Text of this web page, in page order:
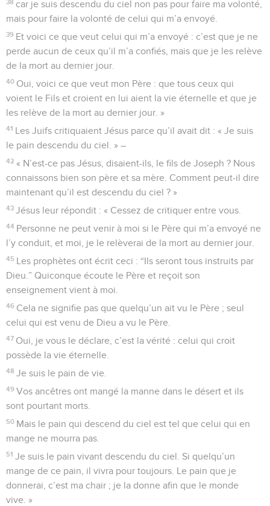
38 car je suis descendu du ciel non pas pour faire ma volonté,
mais pour faire la volonté de celui qui m’a envoyé.
39 Et voici ce que veut celui qui m’a envoyé : c’est que je ne
perde aucun de ceux qu’il m’a confiés, mais que je les relève
de la mort au dernier jour.
40 Oui, voici ce que veut mon Père : que tous ceux qui
voient le Fils et croient en lui aient la vie éternelle et que je
les relève de la mort au dernier jour. »
41 Les Juifs critiquaient Jésus parce qu’il avait dit : « Je suis
le pain descendu du ciel. » –
42 « N’est-ce pas Jésus, disaient-ils, le fils de Joseph ? Nous
connaissons bien son père et sa mère. Comment peut-il dire
maintenant qu’il est descendu du ciel ? »
43 Jésus leur répondit : « Cessez de critiquer entre vous.
44 Personne ne peut venir à moi si le Père qui m’a envoyé ne
l’y conduit, et moi, je le relèverai de la mort au dernier jour.
45 Les prophètes ont écrit ceci : “Ils seront tous instruits par
Dieu.” Quiconque écoute le Père et reçoit son
enseignement vient à moi.
46 Cela ne signifie pas que quelqu’un ait vu le Père ; seul
celui qui est venu de Dieu a vu le Père.
47 Oui, je vous le déclare, c’est la vérité : celui qui croit
possède la vie éternelle.
48 Je suis le pain de vie.
49 Vos ancêtres ont mangé la manne dans le désert et ils
sont pourtant morts.
50 Mais le pain qui descend du ciel est tel que celui qui en
mange ne mourra pas.
51 Je suis le pain vivant descendu du ciel. Si quelqu’un
mange de ce pain, il vivra pour toujours. Le pain que je
donnerai, c’est ma chair ; je la donne afin que le monde
vive. »